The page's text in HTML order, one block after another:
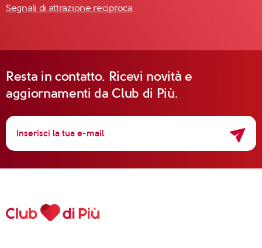
Segnali di attrazione reciproca
Resta in contatto. Ricevi novità e
aggiornamenti da Club di Più.